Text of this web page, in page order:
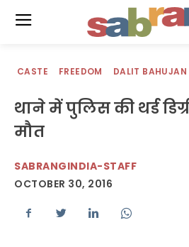
CASTE FREEDOM DALIT
थाने में पुलिस की थर्ड
मौत
SABRANGINDIA-STAFF
OCTOBER 30, 2016